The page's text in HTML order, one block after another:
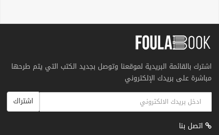
اشترك بالقائمة البريدية لموقعنا وتوصل بجديد الكتب التي يتم طرحها
مباشرة على بريدك الإلكتروني
اشتراك
اتصل بنا